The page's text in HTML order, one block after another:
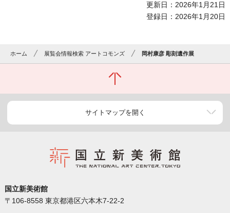
更新日：2026年1月21日
登録日：2026年1月20日
ホーム 展覧会情報検索 アートコモンズ 岡村康彦 彫刻遺作展
サイトマップを開く
国立新美術館
〒106-8558 東京都港区六本木7-22-2